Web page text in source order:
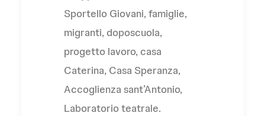
Sportello Giovani, famiglie,
migranti, doposcuola,
progetto lavoro, casa
Caterina, Casa Speranza,
Accoglienza sant’Antonio,
Laboratorio teatrale.